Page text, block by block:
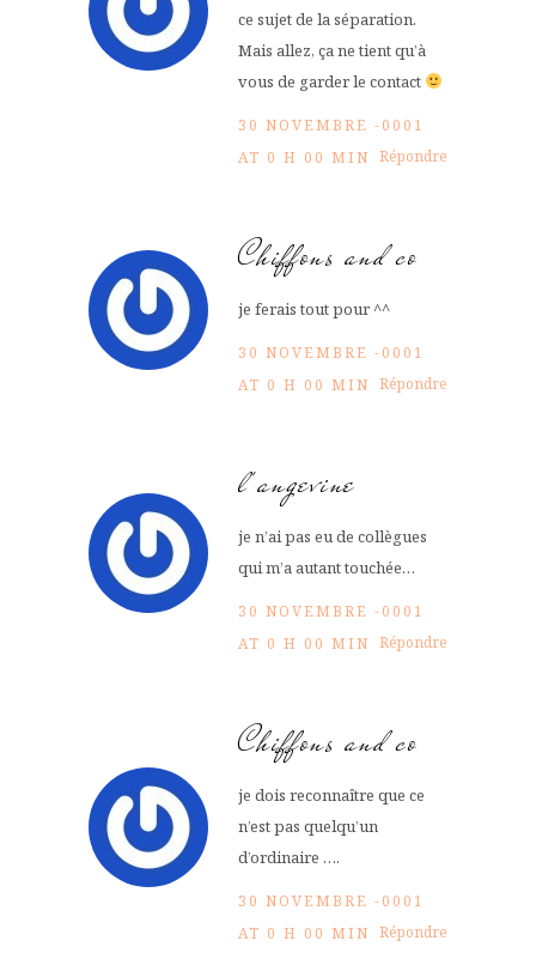
ce sujet de la séparation.
Mais allez, ça ne tient qu’à
vous de garder le contact
30 NOVEMBRE -0001
AT 0 H 00 MIN Répondre
Chiffons and co
je ferais tout pour ^^
30 NOVEMBRE -0001
AT 0 H 00 MIN Répondre
l'angevine
je n’ai pas eu de collègues
qui m’a autant touchée…
30 NOVEMBRE -0001
AT 0 H 00 MIN Répondre
Chiffons and co
je dois reconnaître que ce
n’est pas quelqu’un
d’ordinaire ….
30 NOVEMBRE -0001
AT 0 H 00 MIN Répondre